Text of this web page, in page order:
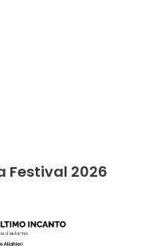
Festival 2026